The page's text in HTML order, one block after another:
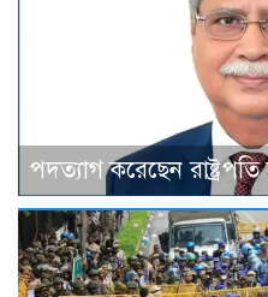
পদত্যাগ করেছেন রাষ্ট্রপতি